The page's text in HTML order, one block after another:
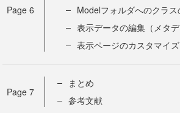
Page 6
Modelフォルダへのクラス
表示データの編集（メタデ
表示ページのカスタマイズ
Page 7
まとめ
参考文献